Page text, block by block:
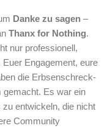
Danke zu sagen –
Thanx for Nothing.
nur professionell,
Engagement, eure
die Erbsenschreck-
gemacht. Es war ein
entwickeln, die nicht
Community